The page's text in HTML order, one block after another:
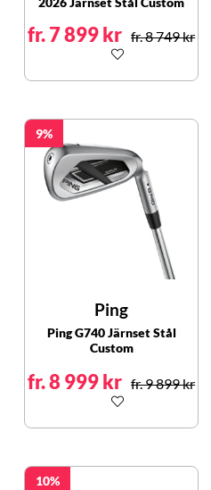
fr. 7 899 kr fr. 8 749 kr
9
Ping
Ping G740 Järnset Stål
Custom
fr. 8 999 kr fr. 9 899 kr
10